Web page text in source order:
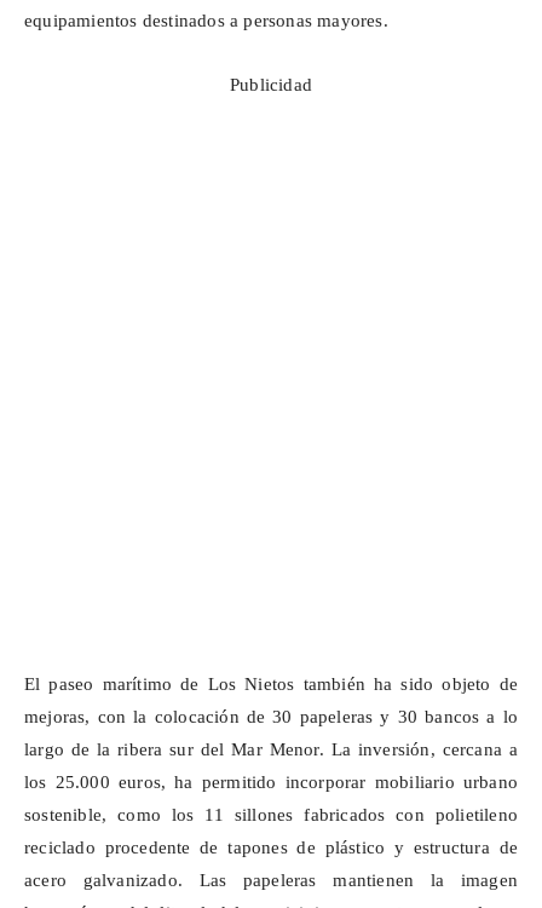
equipamientos destinados a personas mayores.
Publicidad
El paseo marítimo de Los Nietos también ha sido objeto de
mejoras, con la colocación de 30 papeleras y 30 bancos a lo
largo de la ribera sur del Mar Menor. La inversión, cercana a
los 25.000 euros, ha permitido incorporar mobiliario urbano
sostenible, como los 11 sillones fabricados con polietileno
reciclado procedente de tapones de plástico y estructura de
acero galvanizado. Las papeleras mantienen la imagen